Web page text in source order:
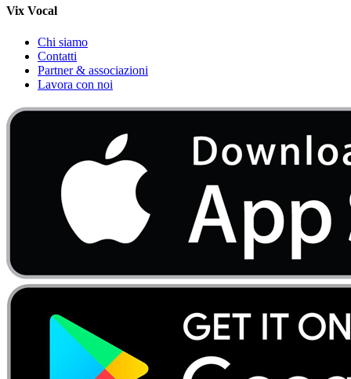
Vix Vocal
Chi siamo
Contatti
Partner & associazioni
Lavora con noi